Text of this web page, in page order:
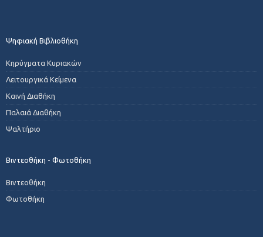
Ψηφιακή Βιβλιοθήκη
Κηρύγματα Κυριακών
Λειτουργικά Κείμενα
Καινή Διαθήκη
Παλαιά Διαθήκη
Ψαλτήριο
Βιντεοθήκη - Φωτοθήκη
Βιντεοθήκη
Φωτοθήκη